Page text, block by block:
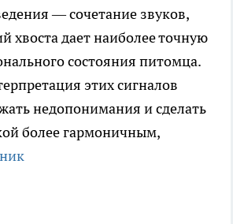
— сочетание звуков,
хвоста дает наиболее точную
состояния питомца.
этих сигналов
недопонимания и сделать
более гармоничным,